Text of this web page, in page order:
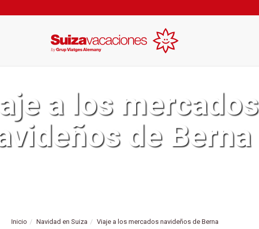
a los mercados
de Berna
Inicio Navidad en Suiza Viaje a los mercados navideños de Berna